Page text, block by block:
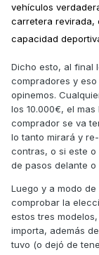
vehículos
carretera revirada,
capacidad
Dicho esto, al final
compradores y
opinemos.
los 10.000€, el
comprador se va
lo tanto mirará y
contras, o si este
de pasos delante o
Luego y a modo
comprobar la
estos tres
importa, además
tuvo (o dejó de